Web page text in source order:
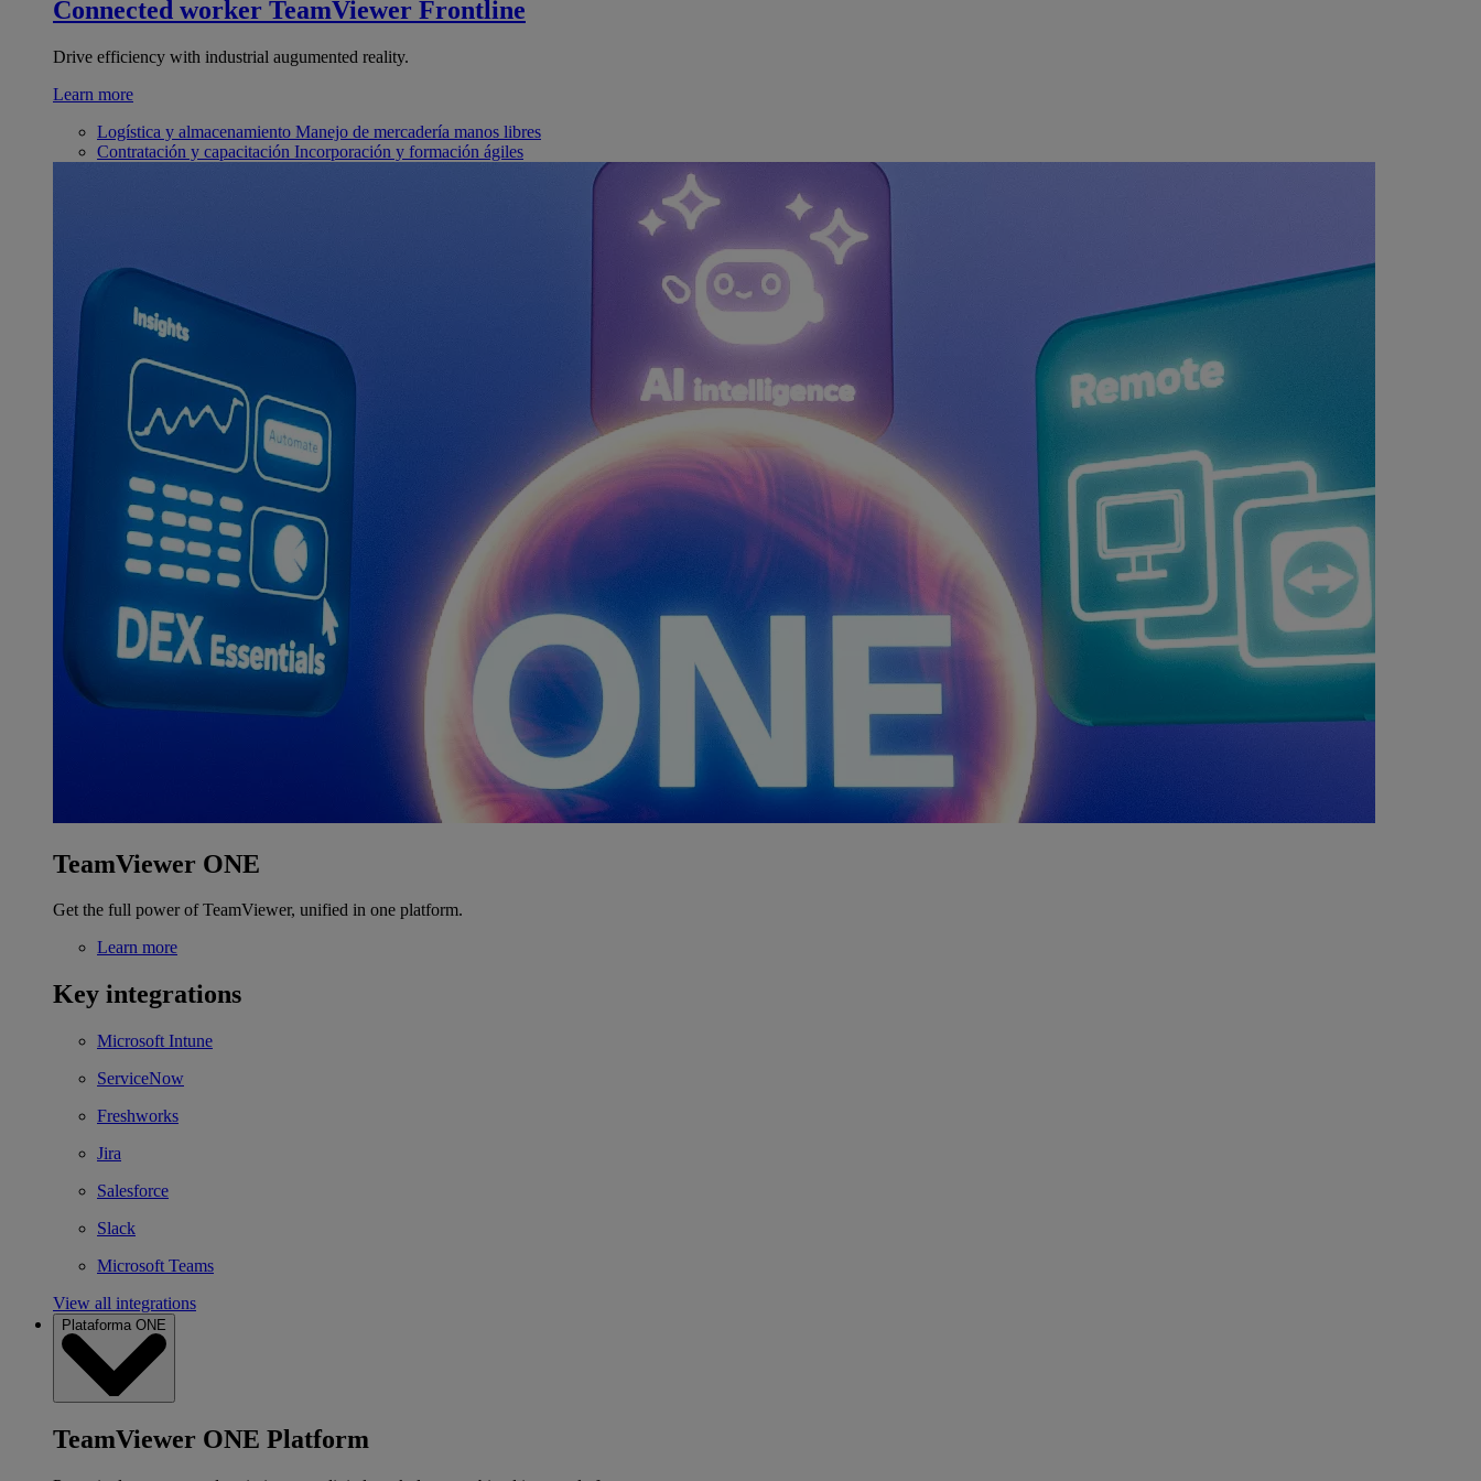
Connected worker TeamViewer Frontline
Drive efficiency with industrial augumented reality.
Learn more
Logística y almacenamiento Manejo de mercadería manos libres
Contratación y capacitación Incorporación y formación ágiles
TeamViewer ONE
Get the full power of TeamViewer, unified in one platform.
Learn more
Key integrations
Microsoft Intune
ServiceNow
Freshworks
Jira
Salesforce
Slack
Microsoft Teams
View all integrations
Plataforma ONE
TeamViewer ONE Platform